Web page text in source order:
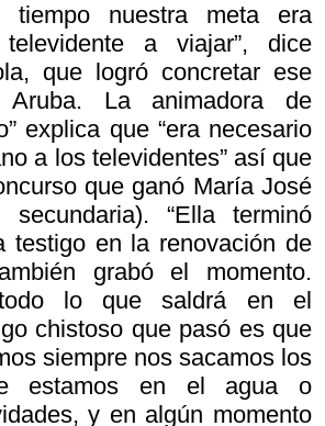
tiempo nuestra meta era
a viajar”, dice
que logró concretar ese
Aruba. La animadora de
explica que “era necesario
a los televidentes” así que
que ganó María José
secundaria). “Ella terminó
testigo en la renovación de
grabó el momento.
lo que saldrá en el
chistoso que pasó es que
siempre nos sacamos los
estamos en el agua o
y en algún momento